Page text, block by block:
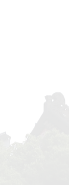
筛选出了